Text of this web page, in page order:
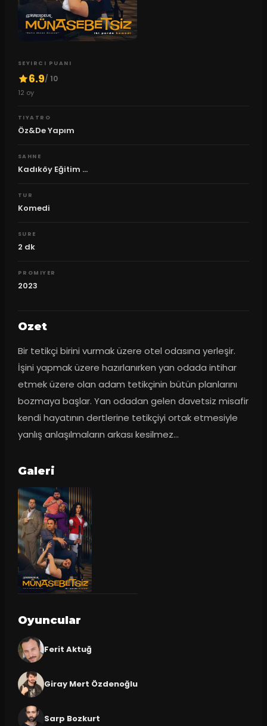
SEYIRCI PUANI
6.9/ 10
12 oy
TIYATRO
Öz&De Yapım
SAHNE
Kadıköy Eğitim ...
TUR
Komedi
SURE
2 dk
PROMIYER
2023
Ozet
Bir tetikçi birini vurmak üzere otel odasına yerleşir.
İşini yapmak üzere hazırlanırken yan odada intihar
etmek üzere olan adam tetikçinin bütün planlarını
bozmaya başlar. Yan odadan gelen davetsiz misafir
kendi hayatının dertlerine tetikçiyi ortak etmesiyle
yanlış anlaşılmaların arkası kesilmez…
Galeri
Oyuncular
Ferit Aktuğ
Giray Mert Özdenoğlu
Sarp Bozkurt